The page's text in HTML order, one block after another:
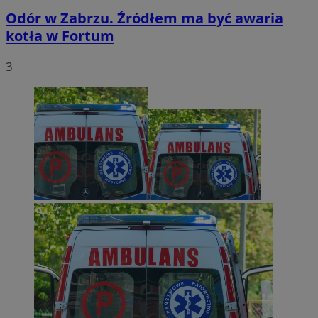
Odór w Zabrzu. Źródłem ma być awaria
kotła w Fortum
3